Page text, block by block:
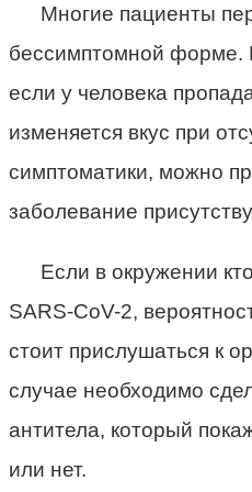
Многие пациенты
бессимптомной форме.
если у человека
изменяется вкус при
симптоматики, можно
заболевание
Если в окружении
SARS-CoV-2,
стоит прислушаться к
случае необходимо
антитела, который
или нет.